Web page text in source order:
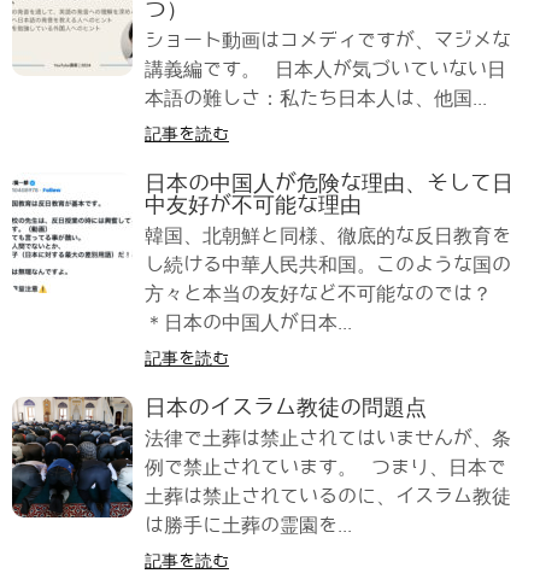
つ）
ショート動画はコメディですが、マジメな
講義編です。 日本人が気づいていない日
本語の難しさ：私たち日本人は、他国...
記事を読む
日本の中国人が危険な理由、そして日
中友好が不可能な理由
韓国、北朝鮮と同様、徹底的な反日教育を
し続ける中華人民共和国。このような国の
方々と本当の友好など不可能なのでは？
＊日本の中国人が日本...
記事を読む
日本のイスラム教徒の問題点
法律で土葬は禁止されてはいませんが、条
例で禁止されています。 つまり、日本で
土葬は禁止されているのに、イスラム教徒
は勝手に土葬の霊園を...
記事を読む